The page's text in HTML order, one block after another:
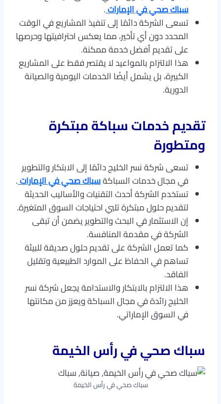
سباك صحي في الإمارات.
تسعى الشركة دائمًا إلى تنفيذ المشاريع في الوقت
المحدد دون أي تأخير، مما يعكس احترافيتها وحرصها
على تقديم أفضل خدمة ممكنة.
هذا الالتزام بالمواعيد لا يقتصر فقط على المشاريع
الكبيرة، بل يشمل أيضًا الخدمات اليومية والصيانة
الدورية.
تقديم خدمات سباكة مبتكرة
ومتطورة
تسعى شركة نسر الخليج دائمًا إلى الابتكار والتطوير
في مجال خدمات السباكةسباك صحي في الإمارات.
تستخدم الشركة أحدث التقنيات والأساليب الحديثة
لتقديم حلول مبتكرة تلبي احتياجات السوق المتغيرة.
إن الاستثمار في البحث والتطوير يضمن أن تبقى
الشركة في مقدمة المنافسة.
كما تعمل الشركة على تقديم حلول صديقة للبيئة
تساهم في الحفاظ على الموارد الطبيعية وتقليل
الفاقد.
هذا الالتزام بالابتكار والاستدامة يجعل شركة نسر
الخليج رائدة في مجال السباكة ويعزز من مكانتها
في السوق الإماراتي.
سباك صحي في رأس الخيمة
سباك صحي في رأس الخيمة